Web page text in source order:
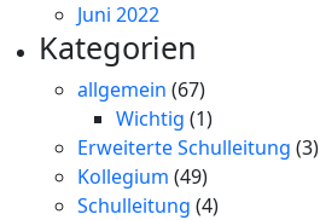
Juni 2022
Kategorien
allgemein (67)
Wichtig (1)
Erweiterte Schulleitung (3)
Kollegium (49)
Schulleitung (4)